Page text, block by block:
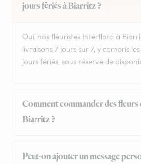
jours fériés à Biarritz ?
Oui, nos fleuristes Interflora à
livraisons 7 jours sur 7, y compris
jours fériés, sous réserve de
Comment commander des fleurs
Biarritz ?
Peut-on ajouter un message